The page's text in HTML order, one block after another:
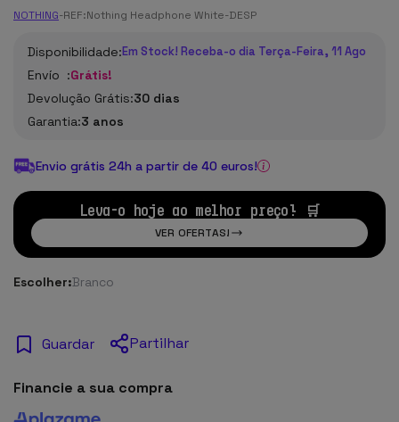
NOTHING-REF:Nothing Headphone White-DESP
Disponibilidade:Em Stock! Receba-o dia Terça-Feira, 11 Ago
Envío :Grátis!
Devolução Grátis:30 dias
Garantia:3 anos
Envio grátis 24h a partir de 40 euros!
Leva-o hoje ao melhor preço! 🛒
VER OFERTAS!
Escolher:Branco
Guardar Partilhar
Financie a sua compra